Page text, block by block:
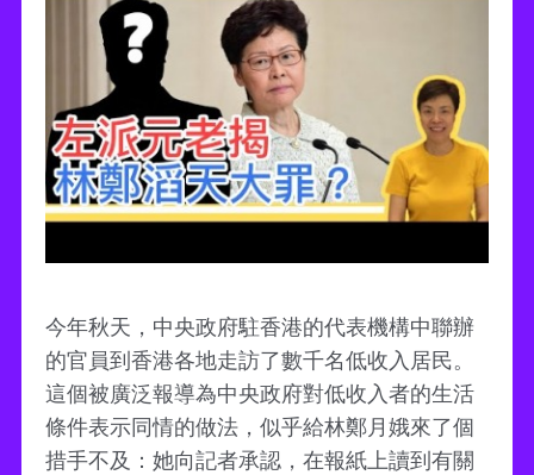
今年秋天，中央政府駐香港的代表機構中聯辦
的官員到香港各地走訪了數千名低收入居民。
這個被廣泛報導為中央政府對低收入者的生活
條件表示同情的做法，似乎給林鄭月娥來了個
措手不及：她向記者承認，在報紙上讀到有關